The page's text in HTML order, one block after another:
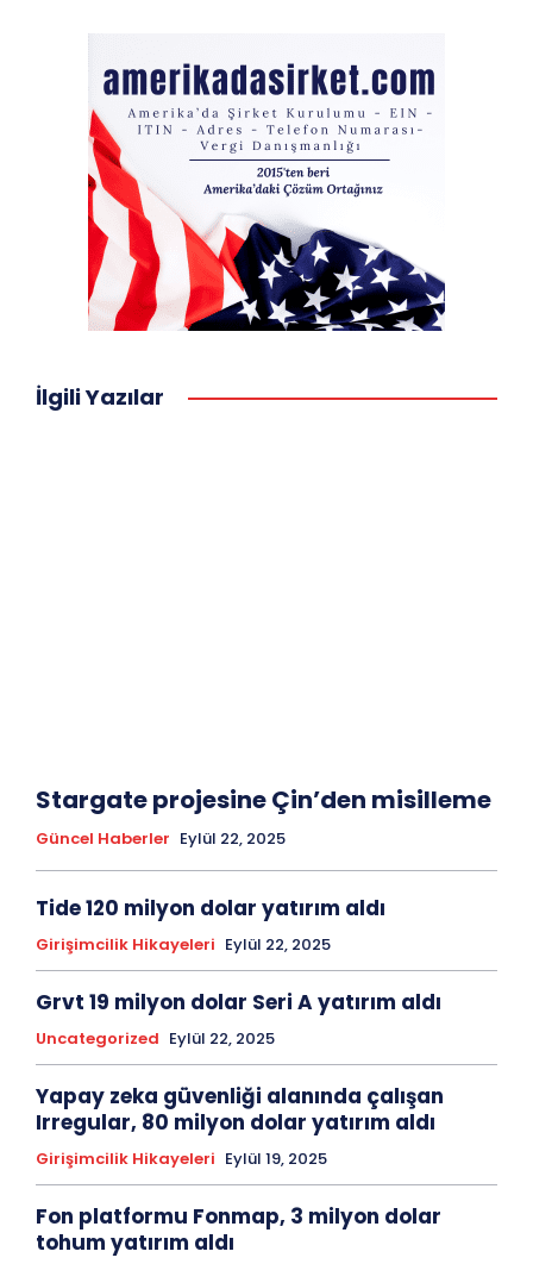
İlgili Yazılar
Stargate projesine Çin’den misilleme
Güncel Haberler Eylül 22, 2025
Tide 120 milyon dolar yatırım aldı
Girişimcilik Hikayeleri Eylül 22, 2025
Grvt 19 milyon dolar Seri A yatırım aldı
Uncategorized Eylül 22, 2025
Yapay zeka güvenliği alanında çalışan
Irregular, 80 milyon dolar yatırım aldı
Girişimcilik Hikayeleri Eylül 19, 2025
Fon platformu Fonmap, 3 milyon dolar
tohum yatırım aldı